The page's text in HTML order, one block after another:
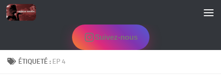
Skip to content
Suivez-nous
ÉTIQUETÉ : EP 4